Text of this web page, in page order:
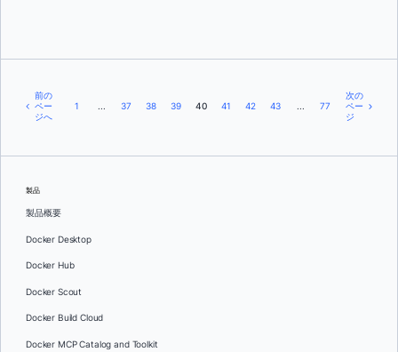
前の
ペー
ジへ
1 ... 37 38 39 40 41 42 43 ... 77
次の
ペー
ジ
製品
製品概要
Docker Desktop
Docker Hub
Docker Scout
Docker Build Cloud
Docker MCP Catalog and Toolkit